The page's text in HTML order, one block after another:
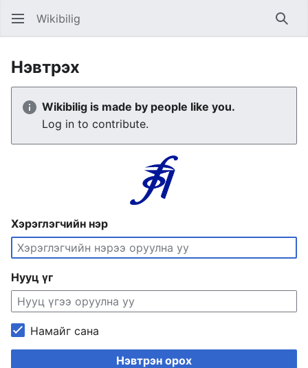
Wikibilig Хайх
Нэвтрэх
Wikibilig is made by people like you.
Log in to contribute.
Хэрэглэгчийн нэр
Нууц үг
Намайг сана
Нэвтрэн орох